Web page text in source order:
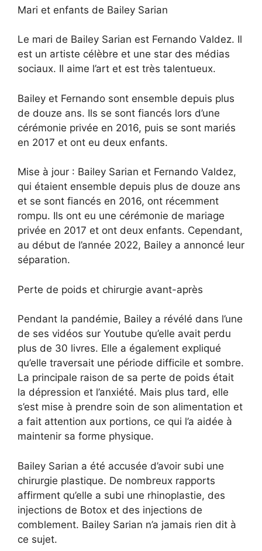
Mari et enfants de Bailey Sarian
Le mari de Bailey Sarian est Fernando Valdez. Il
est un artiste célèbre et une star des médias
sociaux. Il aime l’art et est très talentueux.
Bailey et Fernando sont ensemble depuis plus
de douze ans. Ils se sont fiancés lors d’une
cérémonie privée en 2016, puis se sont mariés
en 2017 et ont eu deux enfants.
Mise à jour : Bailey Sarian et Fernando Valdez,
qui étaient ensemble depuis plus de douze ans
et se sont fiancés en 2016, ont récemment
rompu. Ils ont eu une cérémonie de mariage
privée en 2017 et ont deux enfants. Cependant,
au début de l’année 2022, Bailey a annoncé leur
séparation.
Perte de poids et chirurgie avant-après
Pendant la pandémie, Bailey a révélé dans l’une
de ses vidéos sur Youtube qu’elle avait perdu
plus de 30 livres. Elle a également expliqué
qu’elle traversait une période difficile et sombre.
La principale raison de sa perte de poids était
la dépression et l’anxiété. Mais plus tard, elle
s’est mise à prendre soin de son alimentation et
a fait attention aux portions, ce qui l’a aidée à
maintenir sa forme physique.
Bailey Sarian a été accusée d’avoir subi une
chirurgie plastique. De nombreux rapports
affirment qu’elle a subi une rhinoplastie, des
injections de Botox et des injections de
comblement. Bailey Sarian n’a jamais rien dit à
ce sujet.